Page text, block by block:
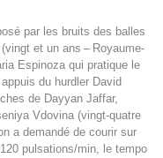
par les bruits des balles
vingt et un ans – Royaume-
Espinoza qui pratique le
du hurdler David
de Dayyan Jaffar,
Vdovina (vingt-quatre
a demandé de courir sur
pulsations/min, le tempo